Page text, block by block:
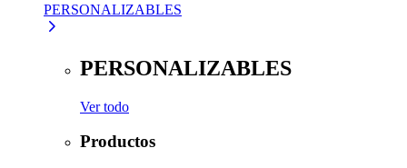
PERSONALIZABLES
PERSONALIZABLES
Ver todo
Productos